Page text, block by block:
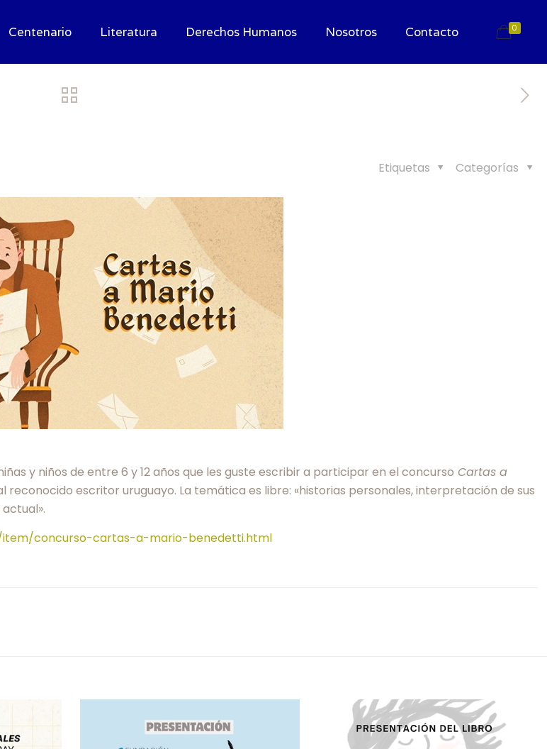
Centenario Literatura Derechos Humanos Nosotros Contacto 0
Categorías
Etiquetas
y niños de entre 6 y 12 años que les guste escribir a participar en el concurso Cartas a
escritor uruguayo. La temática es libre: «historias personales, interpretación de sus
concurso-cartas-a-mario-benedetti.html